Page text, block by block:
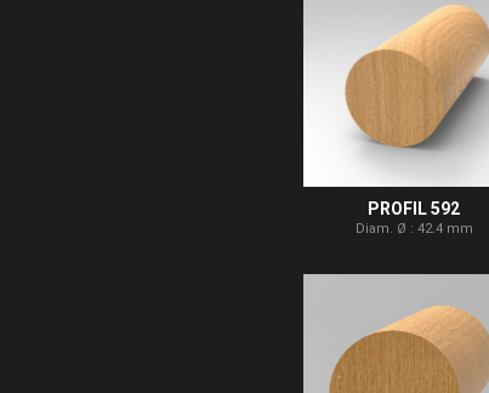
PROFIL 592
Diam. Ø : 42.4 mm